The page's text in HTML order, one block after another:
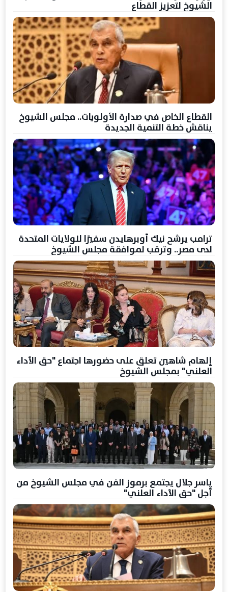
الشيوخ لتعزيز القطاع
القطاع الخاص في صدارة الأولويات.. مجلس الشيوخ
يناقش خطة التنمية الجديدة
ترامب يرشح نيك أوبرهايدن سفيرًا للولايات المتحدة
لدى مصر.. وترقب لموافقة مجلس الشيوخ
إلهام شاهين تعلق على حضورها اجتماع "حق الأداء
العلني" بمجلس الشيوخ
ياسر جلال يجتمع برموز الفن في مجلس الشيوخ من
أجل "حق الأداء العلني"